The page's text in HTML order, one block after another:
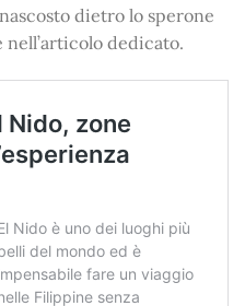
dietro lo sperone
dedicato.